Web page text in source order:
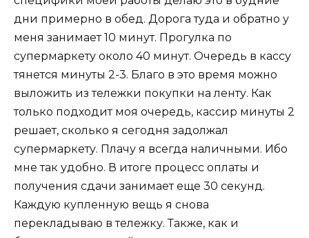
дни примерно в обед. Дорога туда и обратно у
меня занимает 10 минут. Прогулка по
супермаркету около 40 минут. Очередь в кассу
тянется минуты 2-3. Благо в это время можно
выложить из тележки покупки на ленту. Как
только подходит моя очередь, кассир минуты 2
решает, сколько я сегодня задолжал
супермаркету. Плачу я всегда наличными. Ибо
мне так удобно. В итоге процесс оплаты и
получения сдачи занимает еще 30 секунд.
Каждую купленную вещь я снова
перекладываю в тележку. Также, как и